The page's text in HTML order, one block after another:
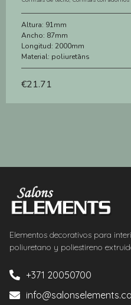
Altura: 91mm
Ancho: 87mm
Longitud: 2000mm
Material: poliuretāns
€21.71
Elementos decorativos para
poliuretano y poliestireno
+371 20050700